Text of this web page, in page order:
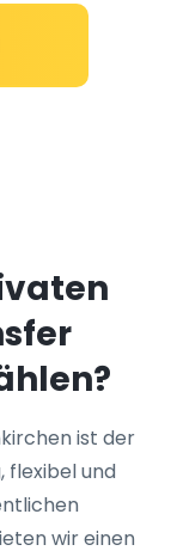
ist der
flexibel und
wir einen